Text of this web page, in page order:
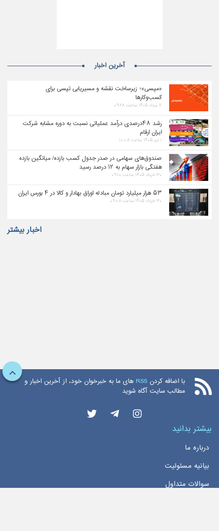
آخرین اخبار
«مپسی»؛ زیرساخت نقشه و مسیریابی تپسی برای
کسب‌وکارها
۷ مرداد ۱۴۰۵ ساعت ۰۹:۲۸
رشد ۴۸درصدی درآمد عملیاتی نسبت به دوره مشابه شرکت
ایران ارقام
۱ تیر ۱۴۰۵ ساعت ۱۰:۰۸
صندوق‌های سهامی در صدر جدول کسب بازده/ میانگین بازده
هفتگی بازار سهام به ۱۲ درصد رسید
۳۰ خرداد ۱۴۰۵ ساعت ۰۹:۱۰
۵۳ هزار میلیارد تومان مبادله اوراق بهادار و کالا در ۴ بورس ایران
۳۰ خرداد ۱۴۰۵ ساعت ۰۹:۰۸
اخبار بیشتر
با اضافه کردن RSS های ما به خبرخوان خود، از آخرین اخبار و
مطالب سایت آگاه شوید
بیشتر بدانید
درباره ما
بیانیه مسئولیت
سوالات متداول